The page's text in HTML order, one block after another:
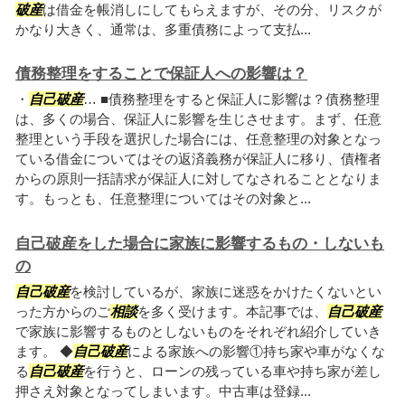
破産は借金を帳消しにしてもらえますが、その分、リスクが
かなり大きく、通常は、多重債務によって支払...
債務整理をすることで保証人への影響は？
・ 自己破産… ■債務整理をすると保証人に影響は？債務整理
は、多くの場合、保証人に影響を生じさせます。まず、任意
整理という手段を選択した場合には、任意整理の対象となっ
ている借金についてはその返済義務が保証人に移り、債権者
からの原則一括請求が保証人に対してなされることとなりま
す。もっとも、任意整理についてはその対象と...
自己破産をした場合に家族に影響するもの・しないも
の
自己破産を検討しているが、家族に迷惑をかけたくないとい
った方からのご相談を多く受けます。本記事では、
自己破産
で家族に影響するものとしないものをそれぞれ紹介していき
ます。 ◆自己破産による家族への影響①持ち家や車がなくな
る 自己破産を行うと、ローンの残っている車や持ち家が差し
押さえ対象となってしまいます。中古車は登録...